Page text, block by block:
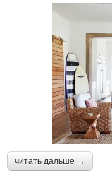
читать дальше →